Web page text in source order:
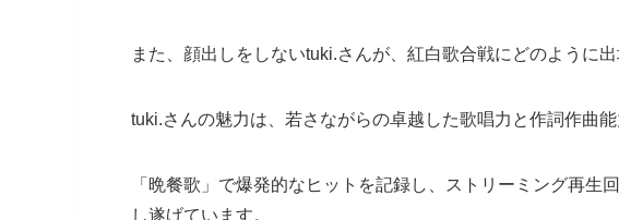
また、顔出しをしないtuki.さんが、紅白歌合戦にどのように
tuki.さんの魅力は、若さながらの卓越した歌唱力と作詞作曲能
「晩餐歌」で爆発的なヒットを記録し、ストリーミング再生
し遂げています。